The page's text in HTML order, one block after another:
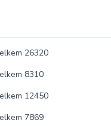
26320
8310
12450
7869